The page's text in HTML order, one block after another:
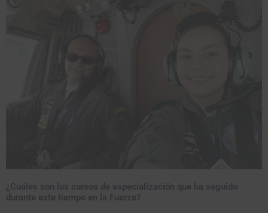
¿Cuáles son los cursos de especialización que ha seguido
durante este tiempo en la Fuerza?